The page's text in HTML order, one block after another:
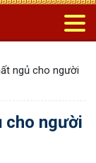
ngủ cho người
cho người